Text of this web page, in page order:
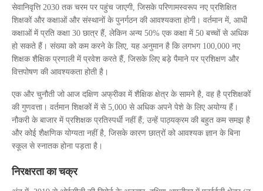
सेवानिवृत्ति 2030 तक चरम पर पहुंच जाएगी, जिसके परिणामस्वरूप नए प्रशिक्षित
शिक्षकों और कक्षाओं और संस्थानों के पुनर्गठन की आवश्यकता होगी। वर्तमान में, आधी
कक्षाओं में प्रति कक्षा 30 छात्र हैं, लेकिन अन्य 50% एक कक्षा में 50 बच्चों से अधिक
हो सकते हैं। संख्या को कम करने के लिए, यह अनुमान है कि लगभग 100,000 नए
शिक्षक शैक्षिक प्रणाली में प्रवेश करते हैं, जिसके लिए बड़े पैमाने पर प्रशिक्षण और
वित्तपोषण की आवश्यकता होती है।
एक और चुनौती जो आज दक्षिण अफ्रीका में शैक्षिक क्षेत्र के सामने है, वह है प्रशिक्षकों
की गुणवत्ता। वर्तमान शिक्षकों में से 5,000 से अधिक अपने पेशे के लिए अयोग्य हैं।
नौकरी के बाजार में प्रशिक्षक प्रतिस्पर्धी नहीं हैं; उन्हें पाठ्यक्रम की बहुत कम समझ है
और कोई शैक्षणिक योग्यता नहीं है, जिसके कारण छात्रों को आवश्यक ज्ञान के बिना
स्कूल से स्नातक होना पड़ता है।
निरक्षरता का चक्र